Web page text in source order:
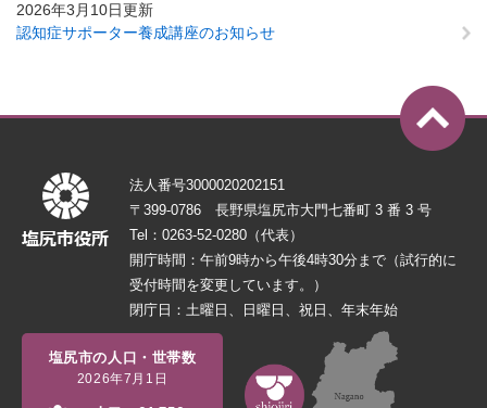
2026年3月10日更新
認知症サポーター養成講座のお知らせ
法人番号3000020202151
〒399-0786 長野県塩尻市大門七番町 3 番 3 号
Tel：0263-52-0280（代表）
開庁時間：午前9時から午後4時30分まで（試行的に
受付時間を変更しています。）
閉庁日：土曜日、日曜日、祝日、年末年始
塩尻市の人口・世帯数
2026年7月1日